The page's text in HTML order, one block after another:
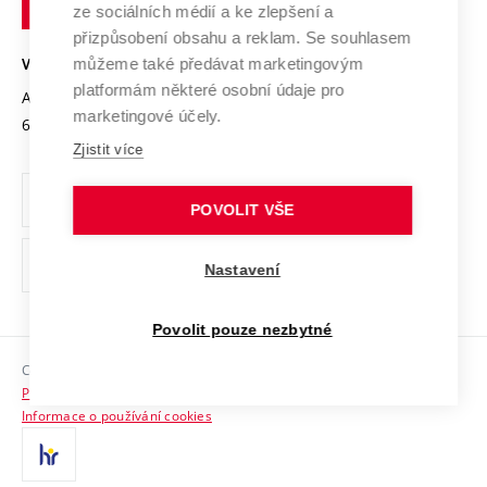
Open Science
Projekty
Projekty ze strukturálních fondů
Specifický výzkum
Mezinárodní dohody
Univerzitní sítě
Bezpečná univerzita
Vyznamenání
Organizační struktura
Ochrana osobních údajů
odkaz)
Sociální bezpečí
HR Award
Kontakty
VYSOKÉ UČENÍ TECHNICKÉ V BRNĚ
Antonínská 548/1
602 00 Brno
www.vut.cz
vut@vutbr.cz
Copyright © 2026 VUT
Prohlášení o přístupnosti
Informace o používání cookies
ze sociálních médií a ke zlepšení a
přizpůsobení obsahu a reklam. Se souhlasem
můžeme také předávat marketingovým
platformám některé osobní údaje pro
marketingové účely.
Zjistit více
POVOLIT VŠE
Nastavení
Povolit pouze nezbytné